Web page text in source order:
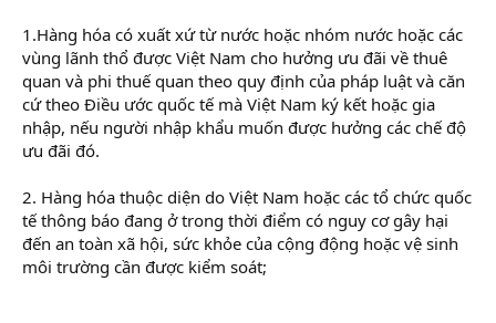
1.Hàng hóa có xuất xứ từ nước hoặc nhóm nước hoặc các
vùng lãnh thổ được Việt Nam cho hưởng ưu đãi về thuê
quan và phi thuế quan theo quy định của pháp luật và căn
cứ theo Điều ước quốc tế mà Việt Nam ký kết hoặc gia
nhập, nếu người nhập khẩu muốn được hưởng các chế độ
ưu đãi đó.
2. Hàng hóa thuộc diện do Việt Nam hoặc các tổ chức quốc
tế thông báo đang ở trong thời điểm có nguy cơ gây hại
đến an toàn xã hội, sức khỏe của cộng động hoặc vệ sinh
môi trường cần được kiểm soát;